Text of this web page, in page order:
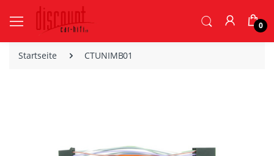
0
Startseite CTUNIMB01